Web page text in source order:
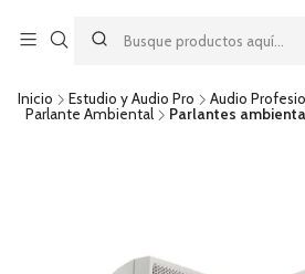
descuento por pago
por una compra mínima de $49.990. Este
acumulable a otras promociones ni
Inicio Estudio y Audio Pro Audio
Parlante Ambiental
Parlantes